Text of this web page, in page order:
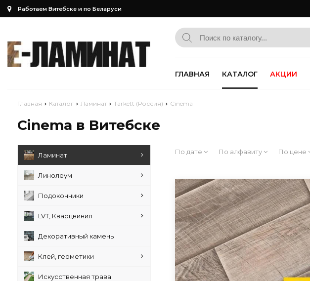
Работаем Витебске и по Беларуси
ГЛАВНАЯ КАТАЛОГ АКЦИИ
Главная Каталог Ламинат Tarkett (Россия) Cinema
Cinema в Витебске
Ламинат
Линолеум
Подоконники
LVT, Кварцвинил
Декоративный камень
Клей, герметики
Искусственная трава
По дате По алфавиту По цене